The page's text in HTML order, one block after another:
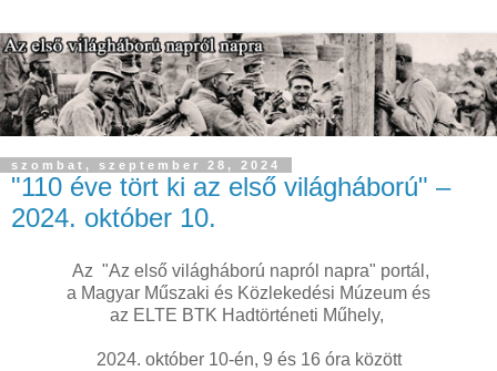
szombat, szeptember 28, 2024
"110 éve tört ki az első világháború" –
2024. október 10.
Az "Az első világháború napról napra" portál,
a Magyar Műszaki és Közlekedési Múzeum és
az ELTE BTK Hadtörténeti Műhely,
2024. október 10-én, 9 és 16 óra között